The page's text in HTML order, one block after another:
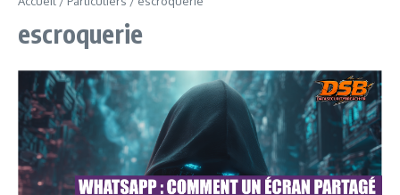
escroquerie